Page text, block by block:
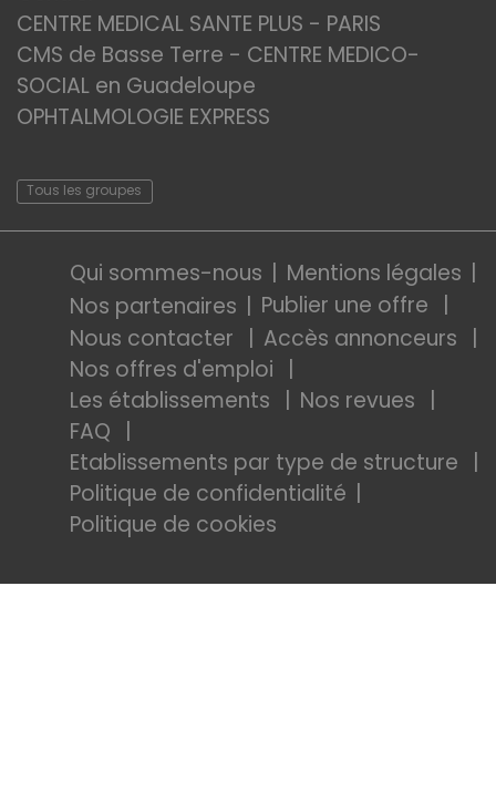
CENTRE MEDICAL SANTE PLUS - PARIS
CMS de Basse Terre - CENTRE MEDICO-
SOCIAL en Guadeloupe
OPHTALMOLOGIE EXPRESS
Tous les groupes
Qui sommes-nous
Mentions légales
Nos partenaires
Publier une offre
Nous contacter
Accès annonceurs
Nos offres d'emploi
Les établissements
Nos revues
FAQ
Etablissements par type de structure
Politique de confidentialité
Politique de cookies